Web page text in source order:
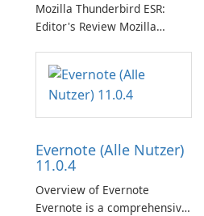
Mozilla Thunderbird ESR:
Editor's Review Mozilla
Support Release) is the long-
term support channel of the
Thunderbird desktop email
client designed for
need predictable …
Evernote (Alle Nutzer)
11.0.4
Overview of Evernote
Evernote is a comprehensive